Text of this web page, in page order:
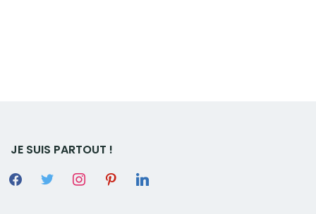
JE SUIS PARTOUT !